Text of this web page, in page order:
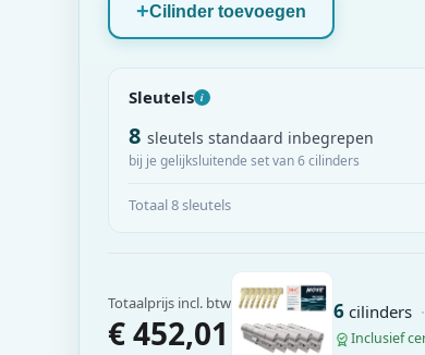
Cilinder toevoegen
Sleutels i
8 sleutels standaard inbegrepen
bij je gelijksluitende set van 6 cilinders
Totaal 8 sleutels
Totaalprijs incl. btw
€ 452,01
6 cilinders ·
Inclusief